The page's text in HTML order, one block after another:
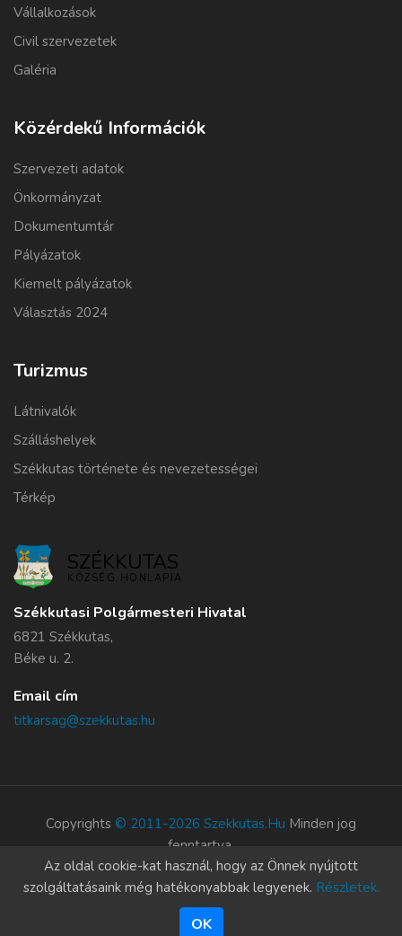
Vállalkozások
Civil szervezetek
Galéria
Közérdekű Információk
Szervezeti adatok
Önkormányzat
Dokumentumtár
Pályázatok
Kiemelt pályázatok
Választás 2024
Turizmus
Látnivalók
Szálláshelyek
Székkutas története és nevezetességei
Térkép
SZÉKKUTAS
KÖZSÉG HONLAPJA
Székkutasi Polgármesteri Hivatal
6821 Székkutas,
Béke u. 2.
Email cím
titkarsag@szekkutas.hu
Copyrights © 2011-2026 Szekkutas.hu Minden jog
fenntartva.
Süti szabályzat
Az oldal cookie-kat használ, hogy az Önnek nyújtott
szolgáltatásaink még hatékonyabbak legyenek. Részletek.
OK